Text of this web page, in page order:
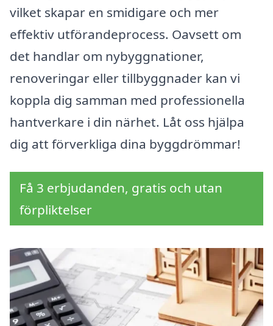
vilket skapar en smidigare och mer
effektiv utförandeprocess. Oavsett om
det handlar om nybyggnationer,
renoveringar eller tillbyggnader kan vi
koppla dig samman med professionella
hantverkare i din närhet. Låt oss hjälpa
dig att förverkliga dina byggdrömmar!
Få 3 erbjudanden, gratis och utan
förpliktelser